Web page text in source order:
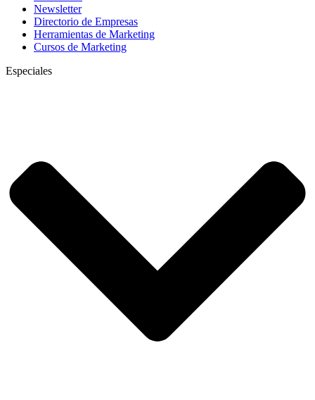
Newsletter
Directorio de Empresas
Herramientas de Marketing
Cursos de Marketing
Especiales